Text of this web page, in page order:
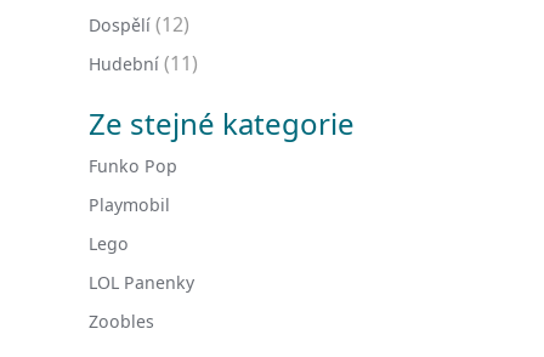
Dospělí (12)
Hudební (11)
Ze stejné kategorie
Funko Pop
Playmobil
Lego
LOL Panenky
Zoobles